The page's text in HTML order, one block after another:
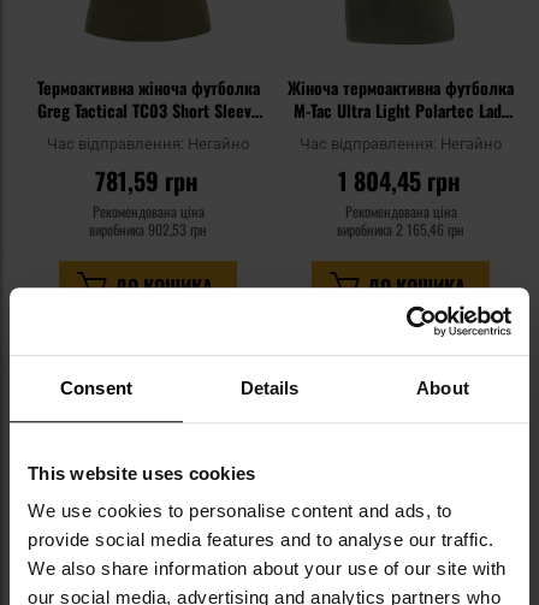
Consent Details About
This website uses cookies
We use cookies to personalise content and ads, to
provide social media features and to analyse our traffic.
We also share information about your use of our site with
our social media, advertising and analytics partners who
Термоактивна жіноча футболка
Greg Tactical TC03 Short Sleeve
Час відправлення: Негайно
781,59 грн
Рекомендована ціна
виробника 902,53 грн
ДО КОШИКА
Жіноча термоактивна футболка
M-Tac Ultra Light Polartec Lady
Short Sleeve - Dark Olive
Час відправлення: Негайно
1 804,45 грн
Рекомендована ціна
виробника 2 165,46 грн
ДО КОШИКА
Додати
до